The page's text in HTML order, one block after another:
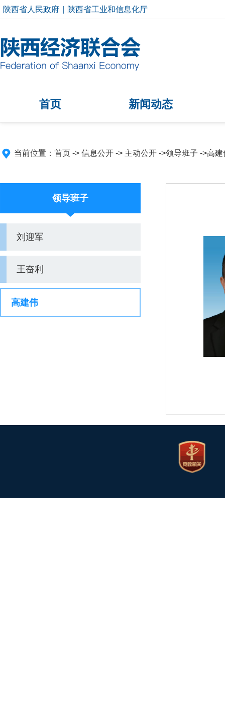
陕西省人民政府 陕西省工业和信息化厅
首页 新闻动态
当前位置： 首页 -> 信息公开 -> 主动公开 ->领导班子 ->高建
领导班子
刘迎军
王奋利
高建伟